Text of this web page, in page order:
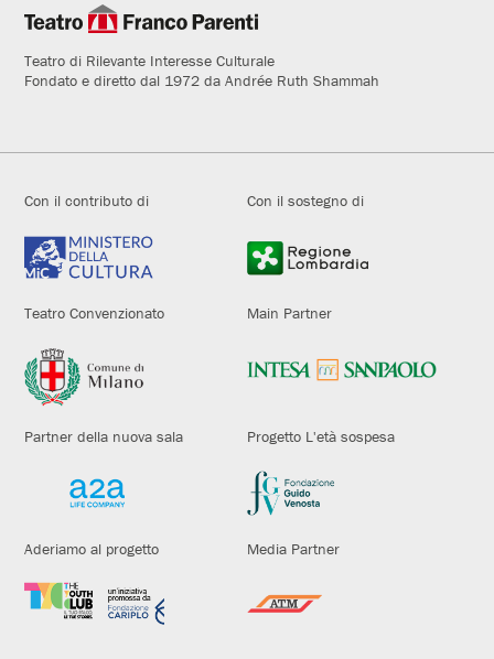
Teatro di Rilevante Interesse Culturale
Fondato e diretto dal 1972 da Andrée Ruth Shammah
Con il contributo di Con il sostegno di
Teatro Convenzionato Main Partner
Partner della nuova sala Progetto L'età sospesa
Aderiamo al progetto Media Partner